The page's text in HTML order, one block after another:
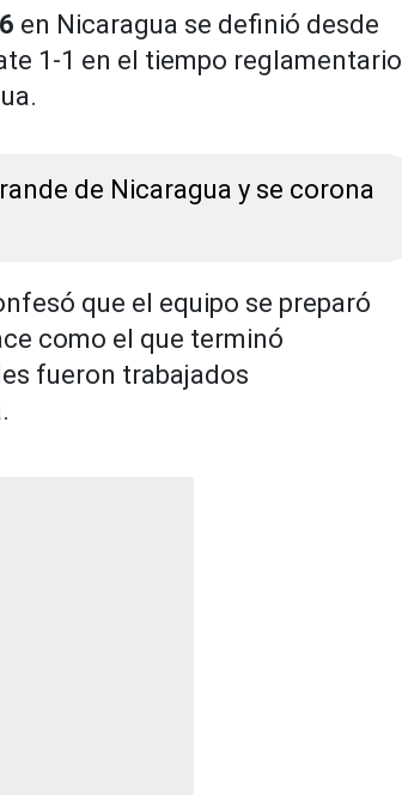
en Nicaragua se definió desde
1-1 en el tiempo reglamentario
de Nicaragua y se corona
que el equipo se preparó
como el que terminó
fueron trabajados